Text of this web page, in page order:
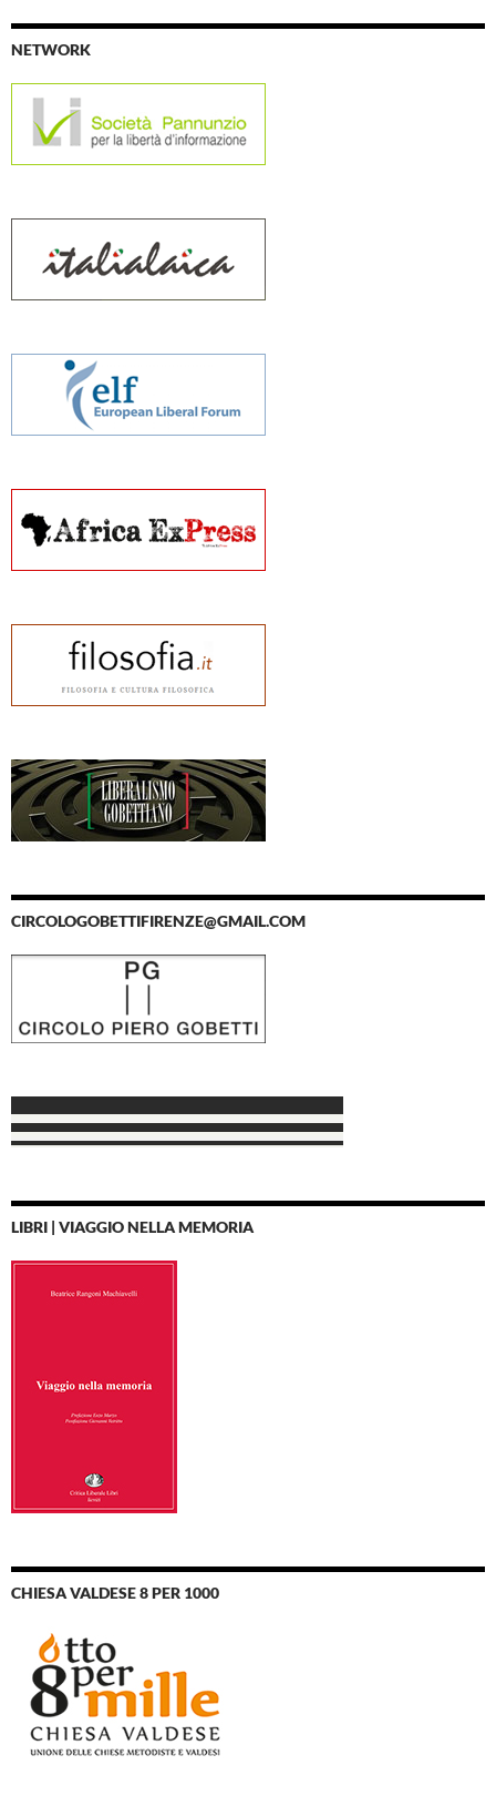
NETWORK
CIRCOLOGOBETTIFIRENZE@GMAIL.COM
LIBRI | VIAGGIO NELLA MEMORIA
CHIESA VALDESE 8 PER 1000